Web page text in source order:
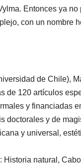
Entonces ya
con un nombre
de Chile),
de 120 artículos
y financiadas
doctorales y de
y universal,
Historia natural,